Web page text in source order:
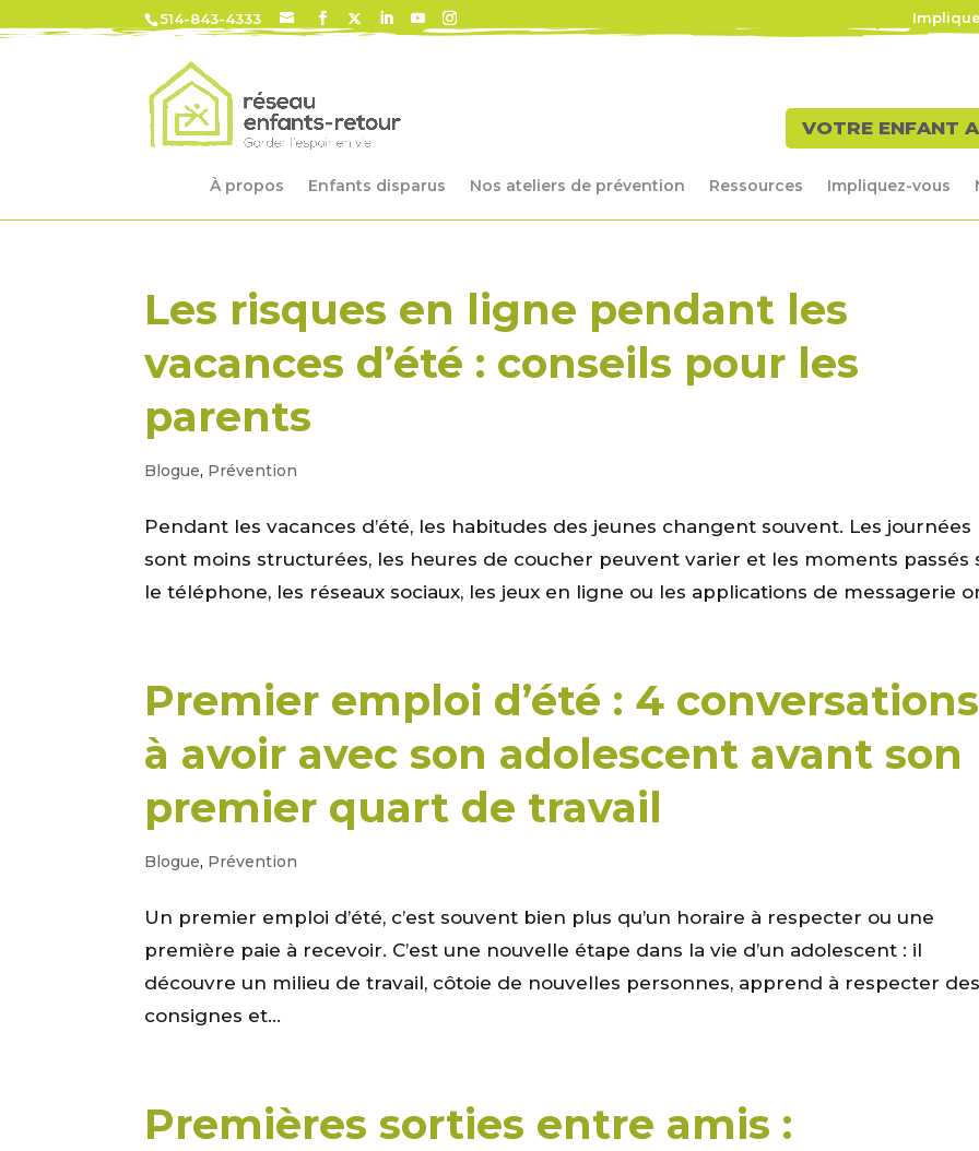
514-843-4333
VOTRE ENFANT
À propos Enfants disparus Nos ateliers de prévention Ressources Impliquez-vous
Les risques en ligne pendant les
vacances d’été : conseils pour les
parents
Blogue, Prévention
Pendant les vacances d’été, les habitudes des jeunes changent souvent. Les journées
sont moins structurées, les heures de coucher peuvent varier et les moments passés
le téléphone, les réseaux sociaux, les jeux en ligne ou les applications de messagerie
Premier emploi d’été : 4 conversations
à avoir avec son adolescent avant son
premier quart de travail
Blogue, Prévention
Un premier emploi d’été, c’est souvent bien plus qu’un horaire à respecter ou une
première paie à recevoir. C’est une nouvelle étape dans la vie d’un adolescent : il
découvre un milieu de travail, côtoie de nouvelles personnes, apprend à respecter des
consignes et...
Premières sorties entre amis :